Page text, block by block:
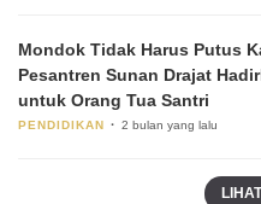
Mondok Tidak Harus Putus
Pesantren Sunan Drajat
untuk Orang Tua Santri
PENDIDIKAN 2 bulan yang lalu